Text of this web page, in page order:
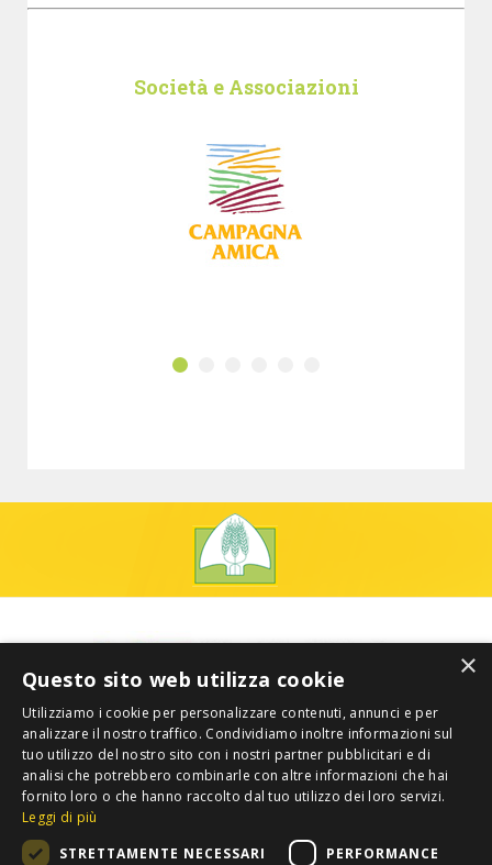
Società e Associazioni
×
Questo sito web utilizza cookie
Utilizziamo i cookie per personalizzare contenuti, annunci e per
analizzare il nostro traffico. Condividiamo inoltre informazioni sul
tuo utilizzo del nostro sito con i nostri partner pubblicitari e di
analisi che potrebbero combinarle con altre informazioni che hai
fornito loro o che hanno raccolto dal tuo utilizzo dei loro servizi.
Leggi di più
STRETTAMENTE NECESSARI
PERFORMANCE